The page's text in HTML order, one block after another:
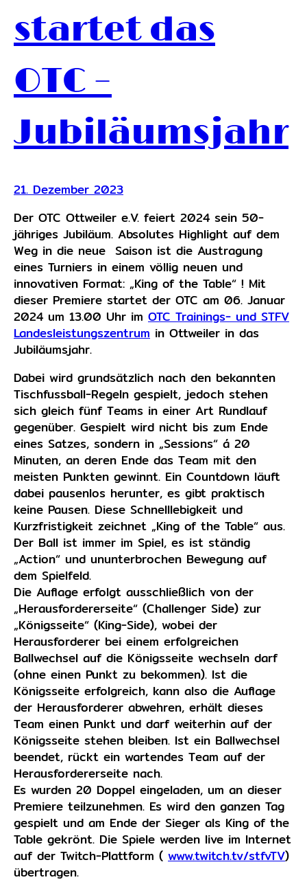
startet das
OTC –
Jubiläumsjahr
21. Dezember 2023
Der OTC Ottweiler e.V. feiert 2024 sein 50-
jähriges Jubiläum. Absolutes Highlight auf dem
Weg in die neue Saison ist die Austragung
eines Turniers in einem völlig neuen und
innovativen Format: „King of the Table“ ! Mit
dieser Premiere startet der OTC am 06. Januar
2024 um 13.00 Uhr im OTC Trainings- und STFV
Landesleistungszentrum in Ottweiler in das
Jubiläumsjahr.
Dabei wird grundsätzlich nach den bekannten
Tischfussball-Regeln gespielt, jedoch stehen
sich gleich fünf Teams in einer Art Rundlauf
gegenüber. Gespielt wird nicht bis zum Ende
eines Satzes, sondern in „Sessions“ á 20
Minuten, an deren Ende das Team mit den
meisten Punkten gewinnt. Ein Countdown läuft
dabei pausenlos herunter, es gibt praktisch
keine Pausen. Diese Schnelllebigkeit und
Kurzfristigkeit zeichnet „King of the Table“ aus.
Der Ball ist immer im Spiel, es ist ständig
„Action“ und ununterbrochen Bewegung auf
dem Spielfeld.
Die Auflage erfolgt ausschließlich von der
„Herausfordererseite“ (Challenger Side) zur
„Königsseite“ (King-Side), wobei der
Herausforderer bei einem erfolgreichen
Ballwechsel auf die Königsseite wechseln darf
(ohne einen Punkt zu bekommen). Ist die
Königsseite erfolgreich, kann also die Auflage
der Herausforderer abwehren, erhält dieses
Team einen Punkt und darf weiterhin auf der
Königsseite stehen bleiben. Ist ein Ballwechsel
beendet, rückt ein wartendes Team auf der
Herausfordererseite nach.
Es wurden 20 Doppel eingeladen, um an dieser
Premiere teilzunehmen. Es wird den ganzen Tag
gespielt und am Ende der Sieger als King of the
Table gekrönt. Die Spiele werden live im Internet
auf der Twitch-Plattform ( www.twitch.tv/stfvTV)
übertragen.